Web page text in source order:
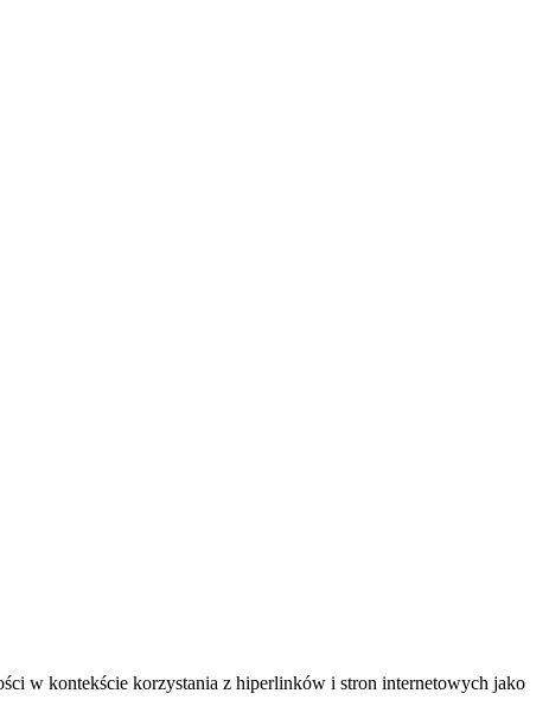
w kontekście korzystania z hiperlinków i stron internetowych jako